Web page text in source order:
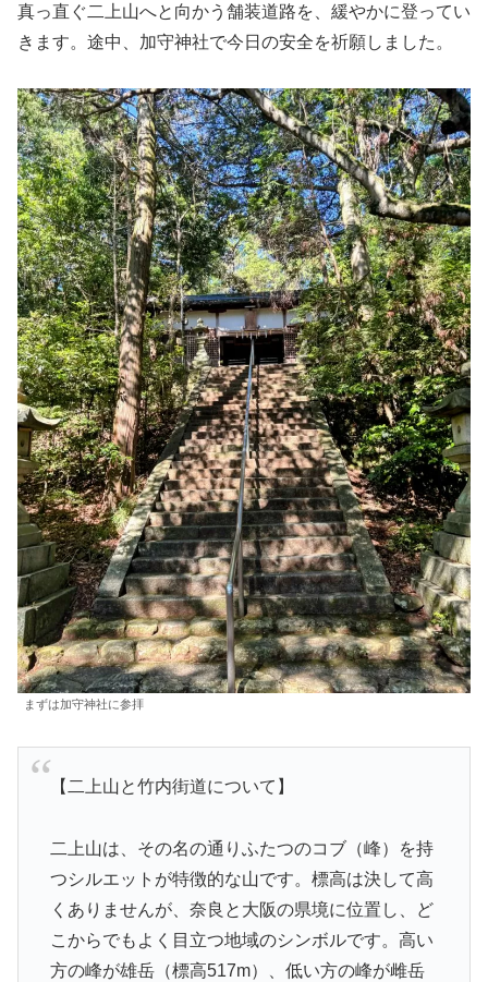
真っ直ぐ二上山へと向かう舗装道路を、緩やかに登ってい
きます。途中、加守神社で今日の安全を祈願しました。
まずは加守神社に参拝
【二上山と竹内街道について】
二上山は、その名の通りふたつのコブ（峰）を持
つシルエットが特徴的な山です。標高は決して高
くありませんが、奈良と大阪の県境に位置し、ど
こからでもよく目立つ地域のシンボルです。高い
方の峰が雄岳（標高517m）、低い方の峰が雌岳